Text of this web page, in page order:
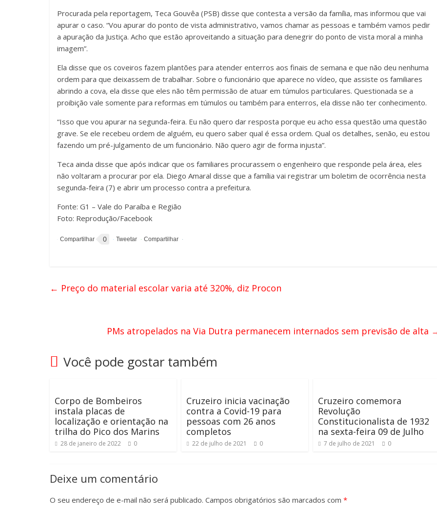
Procurada pela reportagem, Teca Gouvêa (PSB) disse que contesta a versão da família, mas informou que vai
apurar o caso. “Vou apurar do ponto de vista administrativo, vamos chamar as pessoas e também vamos pedir
a apuração da Justiça. Acho que estão aproveitando a situação para denegrir do ponto de vista moral a minha
imagem”.
Ela disse que os coveiros fazem plantões para atender enterros aos finais de semana e que não deu nenhuma
ordem para que deixassem de trabalhar. Sobre o funcionário que aparece no vídeo, que assiste os familiares
abrindo a cova, ela disse que eles não têm permissão de atuar em túmulos particulares. Questionada se a
proibição vale somente para reformas em túmulos ou também para enterros, ela disse não ter conhecimento.
“Isso que vou apurar na segunda-feira. Eu não quero dar resposta porque eu acho essa questão uma questão
grave. Se ele recebeu ordem de alguém, eu quero saber qual é essa ordem. Qual os detalhes, senão, eu estou
fazendo um pré-julgamento de um funcionário. Não quero agir de forma injusta”.
Teca ainda disse que após indicar que os familiares procurassem o engenheiro que responde pela área, eles
não voltaram a procurar por ela. Diego Amaral disse que a família vai registrar um boletim de ocorrência nesta
segunda-feira (7) e abrir um processo contra a prefeitura.
Fonte: G1 – Vale do Paraíba e Região
Foto: Reprodução/Facebook
0
← Preço do material escolar varia até 320%, diz Procon
PMs atropelados na Via Dutra permanecem internados sem previsão de alta
Você pode gostar também
Corpo de Bombeiros
instala placas de
localização e orientação na
trilha do Pico dos Marins
28 de janeiro de 2022 0
Cruzeiro inicia vacinação
contra a Covid-19 para
pessoas com 26 anos
completos
22 de julho de 2021 0
Cruzeiro comemora
Revolução
Constitucionalista de 1932
na sexta-feira 09 de Julho
7 de julho de 2021 0
Deixe um comentário
O seu endereço de e-mail não será publicado. Campos obrigatórios são marcados com *